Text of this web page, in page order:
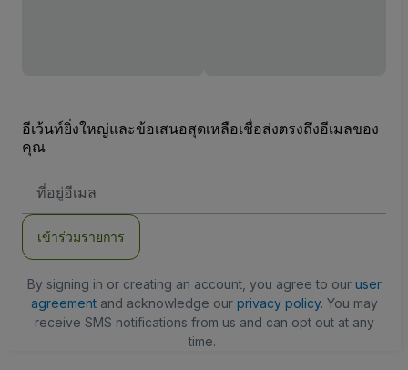
อีเว้นท์ยิ่งใหญ่และข้อเสนอสุดเหลือเชื่อส่งตรงถึงอีเมลของ
คุณ
อยู่
เข้าร่วมรายการ
By signing in or creating an account, you agree to our user
agreementand acknowledge our privacy policy. You may
receive SMS notifications from us and can opt out at any
time.